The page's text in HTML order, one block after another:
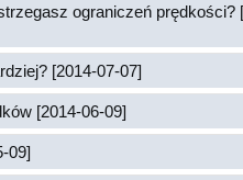
ograniczeń prędkości?
[2014-07-07]
[2014-06-09]
09]